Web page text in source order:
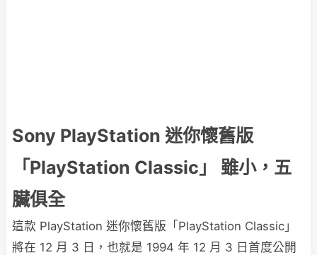
Sony PlayStation 迷你懷舊版
「PlayStation Classic」 雖小，五
臟俱全
這款 PlayStation 迷你懷舊版「PlayStation Classic」
將在 12 月 3 日，也就是 1994 年 12 月 3 日首度公開